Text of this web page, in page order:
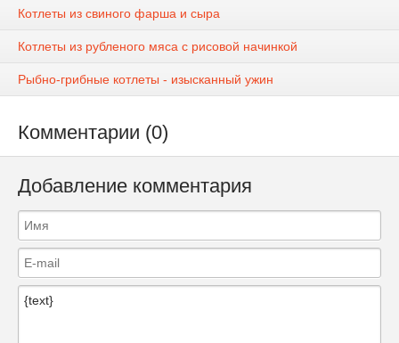
Котлеты из свиного фарша и сыра
Котлеты из рубленого мяса с рисовой начинкой
Рыбно-грибные котлеты - изысканный ужин
Комментарии (0)
Добавление комментария